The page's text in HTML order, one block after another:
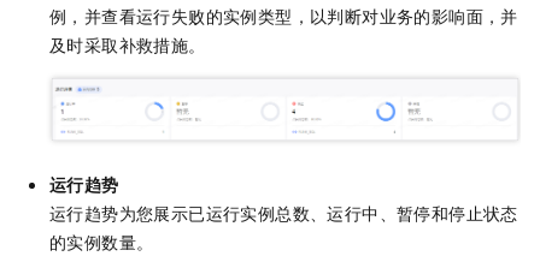
例，并查看运行失败的实例类型，以判断对业务的影响面，并
及时采取补救措施。
运行趋势
运行趋势为您展示已运行实例总数、运行中、暂停和停止状态
的实例数量。